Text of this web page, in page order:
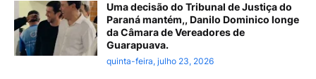
Uma decisão do Tribunal de Justiça do
Paraná mantém,, Danilo Dominico longe
da Câmara de Vereadores de
Guarapuava.
quinta-feira, julho 23, 2026